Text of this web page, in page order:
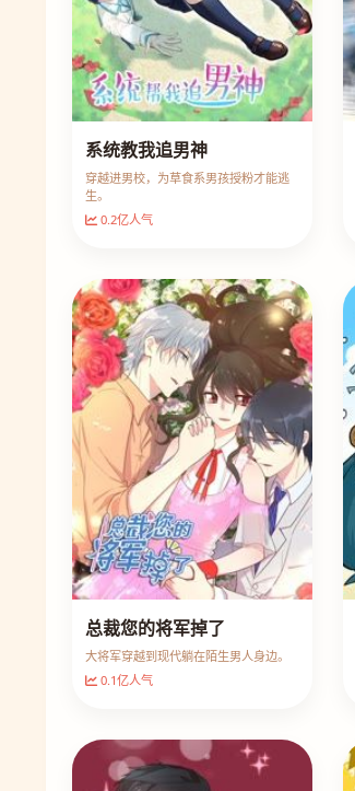
系统教我追男神
穿越进男校，为草食系男孩授粉才能逃
生。
0.2亿人气
总裁您的将军掉了
大将军穿越到现代躺在陌生男人身边。
0.1亿人气